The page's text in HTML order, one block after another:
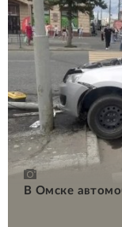
В Омске